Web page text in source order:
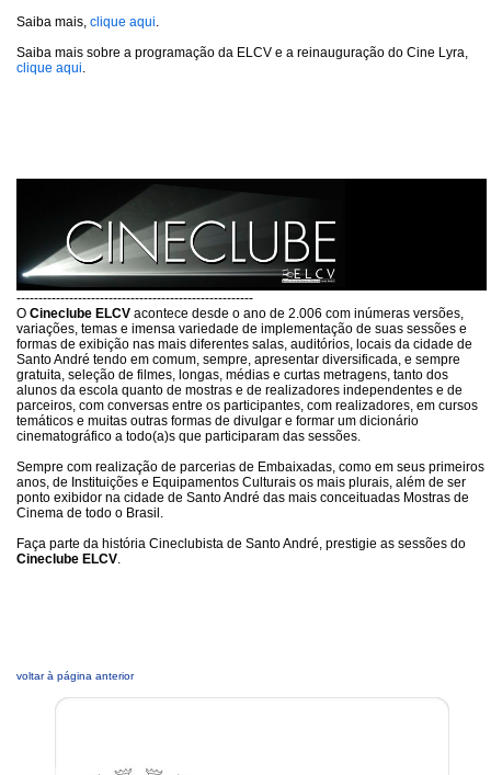
Saiba mais, clique aqui
Saiba mais sobre a programação da ELCV e a reinauguração do Cine Lyra,
clique aqui
------------------------------------------------------
O Cineclube ELCV acontece desde o ano de 2.006 com inúmeras versões,
variações, temas e imensa variedade de implementação de suas sessões e
formas de exibição nas mais diferentes salas, auditórios, locais da cidade de
Santo André tendo em comum, sempre, apresentar diversificada, e sempre
gratuita, seleção de filmes, longas, médias e curtas metragens, tanto dos
alunos da escola quanto de mostras e de realizadores independentes e de
parceiros, com conversas entre os participantes, com realizadores, em cursos
temáticos e muitas outras formas de divulgar e formar um dicionário
cinematográfico a todo(a)s que participaram das sessões.
Sempre com realização de parcerias de Embaixadas, como em seus primeiros
anos, de Instituições e Equipamentos Culturais os mais plurais, além de ser
ponto exibidor na cidade de Santo André das mais conceituadas Mostras de
Cinema de todo o Brasil.
Faça parte da história Cineclubista de Santo André, prestigie as sessões do
Cineclube ELCV.
voltar à página anterior